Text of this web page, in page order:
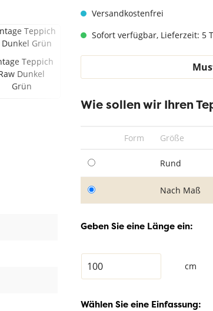
Teppich TaupeVersandkostenfrei
Sofort verfügbar, Lieferzeit: 5
Wie sollen wir Ihren
Form Größe
Rund
Nach Maß
Geben Sie eine Länge ein:
cm
Wählen Sie eine Einfassung:
Teppich
Dunkel
Grün
Vintage
Raw Licht